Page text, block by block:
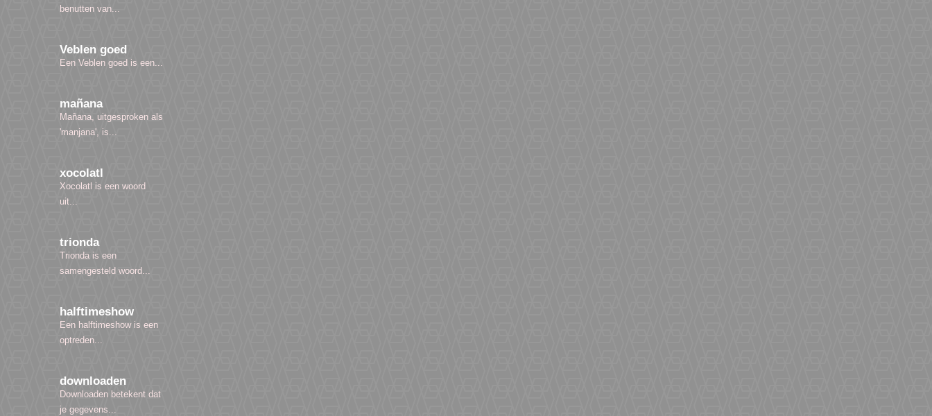
benutten van...
Veblen goed
Een Veblen goed is een...
mañana
Mañana, uitgesproken als
'manjana', is...
xocolatl
Xocolatl is een woord
uit...
trionda
Trionda is een
samengesteld woord...
halftimeshow
Een halftimeshow is een
optreden...
downloaden
Downloaden betekent dat
je gegevens...